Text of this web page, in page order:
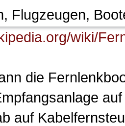
Flugzeugen,
wiki/
die
auf